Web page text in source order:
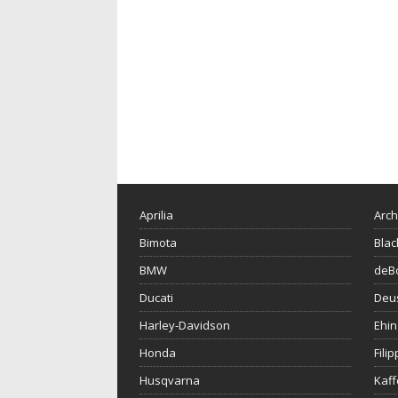
Aprilia
Bimota
BMW
Ducati
Harley-Davidson
Honda
Husqvarna